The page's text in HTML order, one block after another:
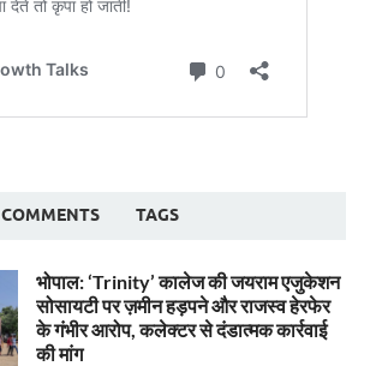
COMMENTS TAGS
भोपाल: ‘Trinity’ कालेज की जयराम एजुकेशन
सोसायटी पर ज़मीन हड़पने और राजस्व हेरफेर
के गंभीर आरोप, कलेक्टर से दंडात्मक कार्रवाई
की मांग